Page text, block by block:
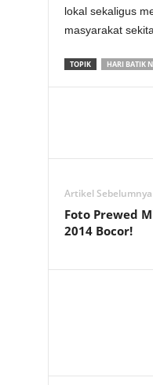
lokal sekaligus
masyarakat
TOPIK HARI BATIK
Artikel Sebelumnya
Foto Prewed
2014 Bocor!